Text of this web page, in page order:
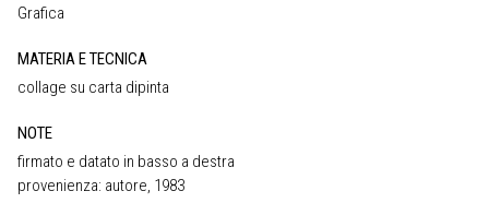
Grafica
MATERIA E TECNICA
collage su carta dipinta
NOTE
firmato e datato in basso a destra
provenienza: autore, 1983